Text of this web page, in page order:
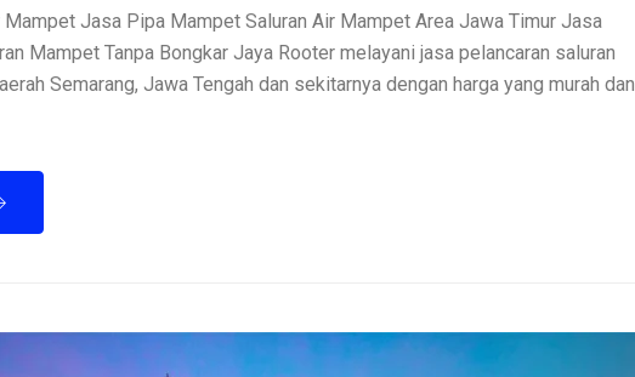
Mampet Jasa Pipa Mampet Saluran Air Mampet Area Jawa Timur Jasa
Mampet Tanpa Bongkar Jaya Rooter melayani jasa pelancaran saluran
Semarang, Jawa Tengah dan sekitarnya dengan harga yang murah dan